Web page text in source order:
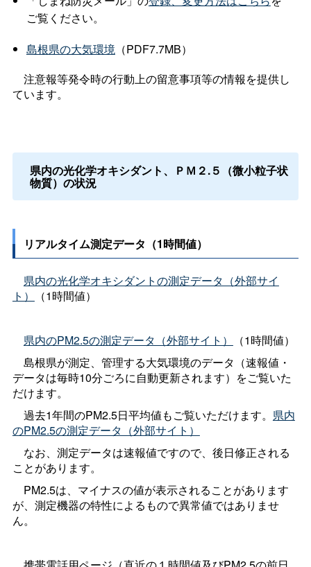
ご覧ください。
島根県の大気環境（PDF7.7MB）
注意報等発令時の行動上の留意事項等の情報を提供し
ています。
県内の光化学オキシダント、ＰＭ２.５（微小粒子状
物質）の状況
リアルタイム測定データ（1時間値）
県内の光化学オキシダントの測定データ（外部サイ
ト）
（1時間値）
県内のPM2.5の測定データ（外部サイト）
（1時間値）
島根県が測定、管理する大気環境のデータ（速報値・
データは毎時10分ごろに自動更新されます）をご覧いた
だけます。
過去1年間のPM2.5日平均値もご覧いただけます。 県内
のPM2.5の測定データ（外部サイト）
なお、測定データは速報値ですので、後日修正される
ことがあります。
PM2.5は、マイナスの値が表示されることがあります
が、測定機器の特性によるもので異常値ではありませ
ん。